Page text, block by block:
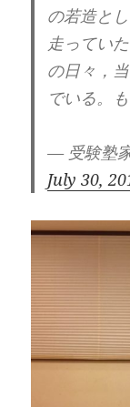
の若造と
走ってい
の日々，
でいる。
— 受験塾
July 30,